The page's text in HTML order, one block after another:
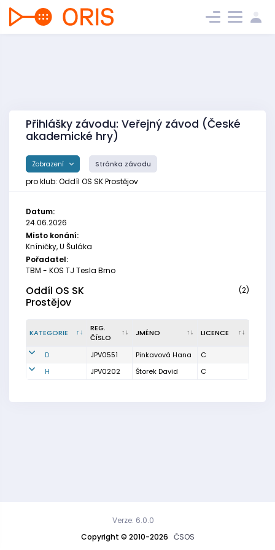
Přihlášky závodu: Veřejný závod (České
akademické hry)
Zobrazení Stránka závodu
pro klub: Oddíl OS SK Prostějov
Datum:
24.06.2026
Místo konání:
Kníničky, U Šuláka
Pořadatel:
TBM - KOS TJ Tesla Brno
Oddíl OS SK
Prostějov
(2)
KATEGORIE
REG.
ČÍSLO
JMÉNO LICENCE
D JPV0551 Pinkavová Hana
C
H
JPV0202 Štorek David C
Copyright © 2010-2026 ČSOS
Verze: 6.0.0